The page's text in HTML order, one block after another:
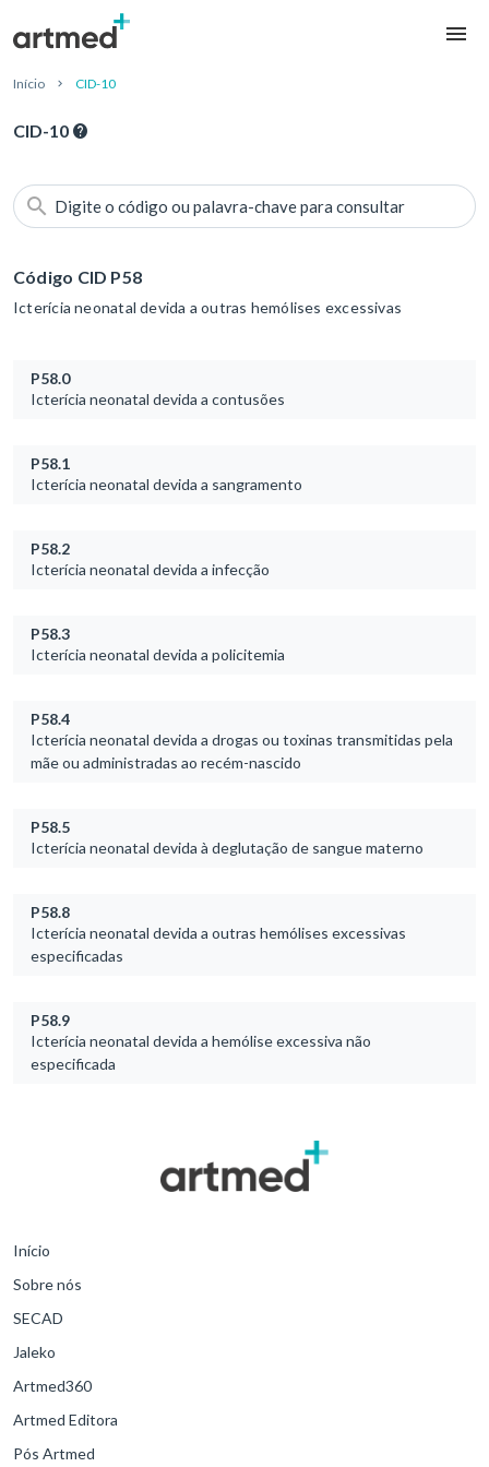
Início CID-10
CID-10
Digite o código ou palavra-chave para consultar
Código CID P58
Icterícia neonatal devida a outras hemólises excessivas
P58.0
Icterícia neonatal devida a contusões
P58.1
Icterícia neonatal devida a sangramento
P58.2
Icterícia neonatal devida a infecção
P58.3
Icterícia neonatal devida a policitemia
P58.4
Icterícia neonatal devida a drogas ou toxinas transmitidas pela
mãe ou administradas ao recém-nascido
P58.5
Icterícia neonatal devida à deglutação de sangue materno
P58.8
Icterícia neonatal devida a outras hemólises excessivas
especificadas
P58.9
Icterícia neonatal devida a hemólise excessiva não
especificada
Início
Sobre nós
SECAD
Jaleko
Artmed360
Artmed Editora
Pós Artmed